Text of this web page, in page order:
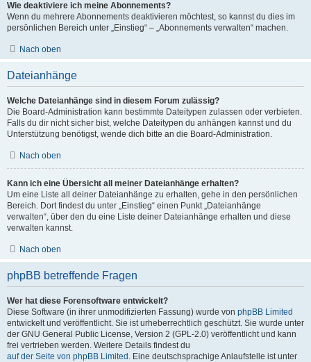
Wie deaktiviere ich meine Abonnements?
Wenn du mehrere Abonnements deaktivieren möchtest, so kannst du dies im
persönlichen Bereich unter „Einstieg“ – „Abonnements verwalten“ machen.
Nach oben
Dateianhänge
Welche Dateianhänge sind in diesem Forum zulässig?
Die Board-Administration kann bestimmte Dateitypen zulassen oder verbieten.
Falls du dir nicht sicher bist, welche Dateitypen du anhängen kannst und du
Unterstützung benötigst, wende dich bitte an die Board-Administration.
Nach oben
Kann ich eine Übersicht all meiner Dateianhänge erhalten?
Um eine Liste all deiner Dateianhänge zu erhalten, gehe in den persönlichen
Bereich. Dort findest du unter „Einstieg“ einen Punkt „Dateianhänge
verwalten“, über den du eine Liste deiner Dateianhänge erhalten und diese
verwalten kannst.
Nach oben
phpBB betreffende Fragen
Wer hat diese Forensoftware entwickelt?
Diese Software (in ihrer unmodifizierten Fassung) wurde von phpBB Limited
entwickelt und veröffentlicht. Sie ist urheberrechtlich geschützt. Sie wurde unter
der GNU General Public License, Version 2 (GPL-2.0) veröffentlicht und kann
frei vertrieben werden. Weitere Details findest du
auf der Seite von phpBB Limited . Eine deutschsprachige Anlaufstelle ist unter